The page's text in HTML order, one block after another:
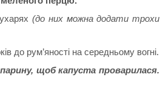
(до них можна додати трохи
до рум’яності на середньому вогні.
щоб капуста проварилася.